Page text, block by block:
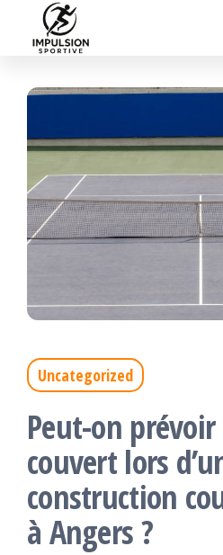
contenu
Uncategorized
Peut-on
couvert lors
construction
à Angers ?